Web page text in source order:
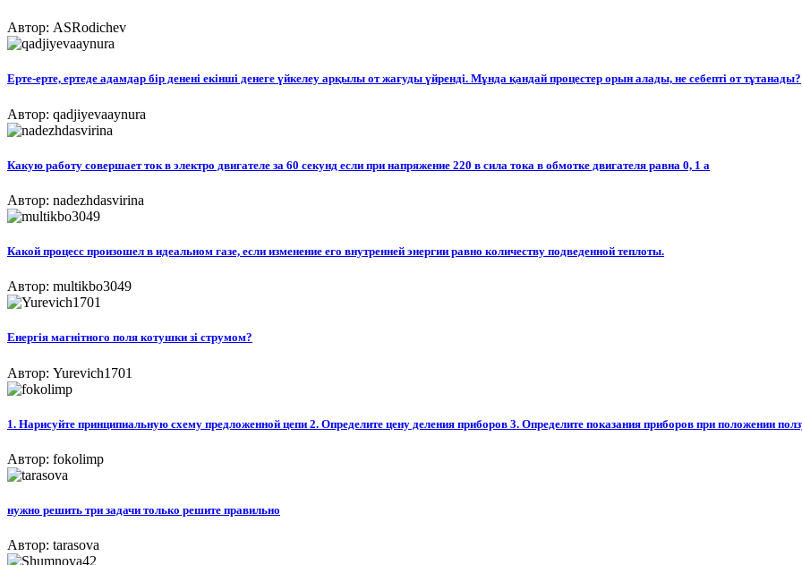
Автор: ASRodichev
Ерте-ерте, ертеде адамдар бір денені екінші денеге үйкелеу арқылы от жағуды үйренді. Мұнда қандай процестер орын алады, не себепті от тұтанады?​
Автор: qadjiyevaaynura
Какую работу совершает ток в электро двигателе за 60 секунд если при напряжение 220 в сила тока в обмотке двигателя равна 0, 1 а
Автор: nadezhdasvirina
Какой процесс произошел в идеальном газе, если изменение его внутренней энергии равно количеству подведенной теплоты.
Автор: multikbo3049
Енергія магнітного поля котушки зі струмом?
Автор: Yurevich1701
1. Нарисуйте принципиальную схему предложенной цепи 2. Определите цену деления приборов 3. Определите показания приборов при положении
Автор: fokolimp
нужно решить три задачи только решите правильно
Автор: tarasova